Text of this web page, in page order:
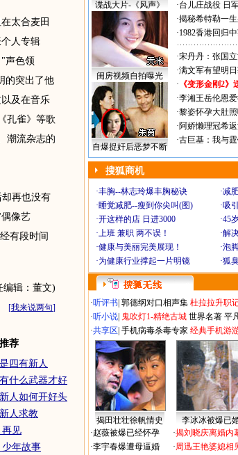
太合麦田
人专辑
"声色领
的突出了他
及在音乐
孔雀》等歌
潮流杂志的
再也没有
像艺
有段时间
编辑：董文)
[我来说两句]
荐
四有新人
什么武器才好
人如何开好头
人求教
再见
少年故事
谍战大片-《风声》
闺房视频自拍曝光
自爆捉奸后恶梦不断
·台儿庄战役 日
·揭秘希特勒一
·1982香港回归
·宋丹丹：张国
·满文军有望明
· 《变形金刚2》
·李湘王岳伦恩
·黎姿怀孕大肚
·阿娇懒理冠希
·古巨基：我与
搜狐商机
·丰胸--林志玲爆丰胸秘诀 ·减
·睡觉减肥--瘦到你尖叫(图) ·吸
·开这样的店 日进3000 ·45
·上班 兼职 两不误！ ·解
·健康与美丽完美展现！ ·泡
·为健康行业撑起一片明镜 ·狐
·听评书 郭德纲对口相声集 杜拉拉升职
·听小说 鬼吹灯1-精绝古城 世界名著 平
·共享区 手机病毒杀毒专家 经典手机游
揭田壮壮徐帆情史 李冰冰被爆已
·赵薇被爆已经怀孕
·李宇春爆遭母逼婚
·揭刘晓庆离婚内
·周迅王艳婆媳相